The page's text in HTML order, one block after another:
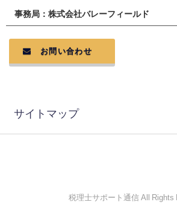
事務局：株式会社バレーフィールド
お問い合わせ
サイトマップ
© 税理士サポート通信 All Rights